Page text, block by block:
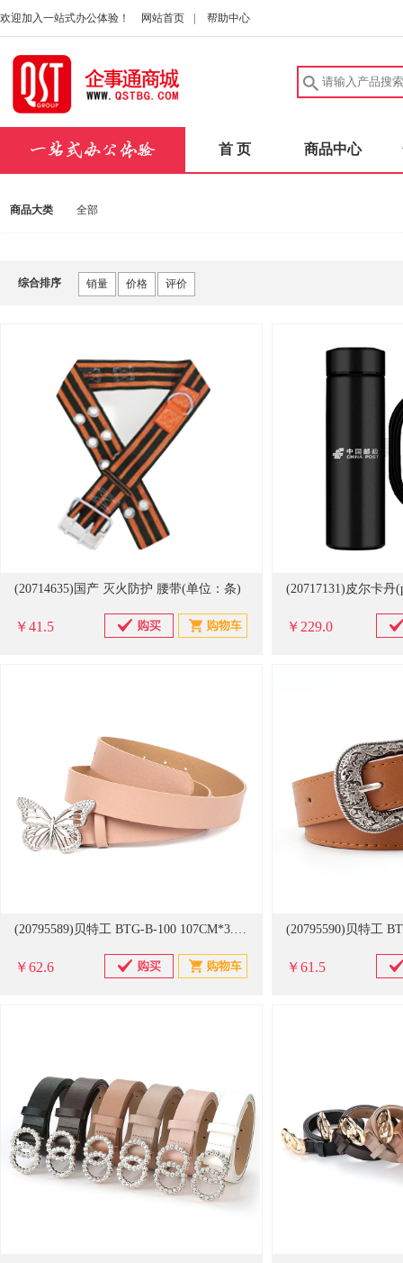
欢迎加入一站式办公体验！ 网站首页 帮助中心
首 页 商品中心
商品大类 全部
综合排序 销量 价格 评价
(20714635)国产 灭火防护 腰带(单位：条)
￥41.5 ￥229.0
(20795589)贝特工 BTG-B-100 107CM*3.3CM 女士简约腰带 黑粉白驼色可选(单位：条)
￥62.6 ￥61.5